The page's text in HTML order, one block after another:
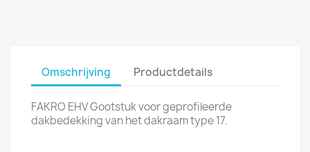
Omschrijving Productdetails
FAKRO EHV Gootstuk voor geprofileerde
dakbedekking van het dakraam type 17.